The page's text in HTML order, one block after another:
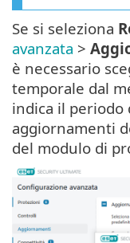
Se si seleziona
avanzata >
è necessario
temporale dal
indica il periodo
aggiornamenti
del modulo di